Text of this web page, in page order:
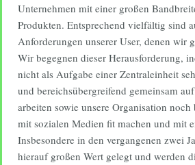
Unternehmen mit einer großen
Produkten. Entsprechend vielfältig sind
Anforderungen unserer User, denen wir
Wir begegnen dieser Herausforderung,
nicht als Aufgabe einer Zentraleinheit
und bereichsübergreifend gemeinsam
arbeiten sowie unsere Organisation
mit sozialen Medien fit machen und mit
Insbesondere in den vergangenen zwei
hierauf großen Wert gelegt und werden